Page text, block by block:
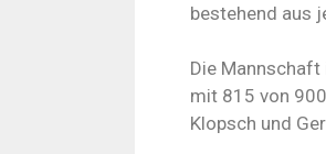
bestehend aus
Die
mit 815 von
Klopsch und